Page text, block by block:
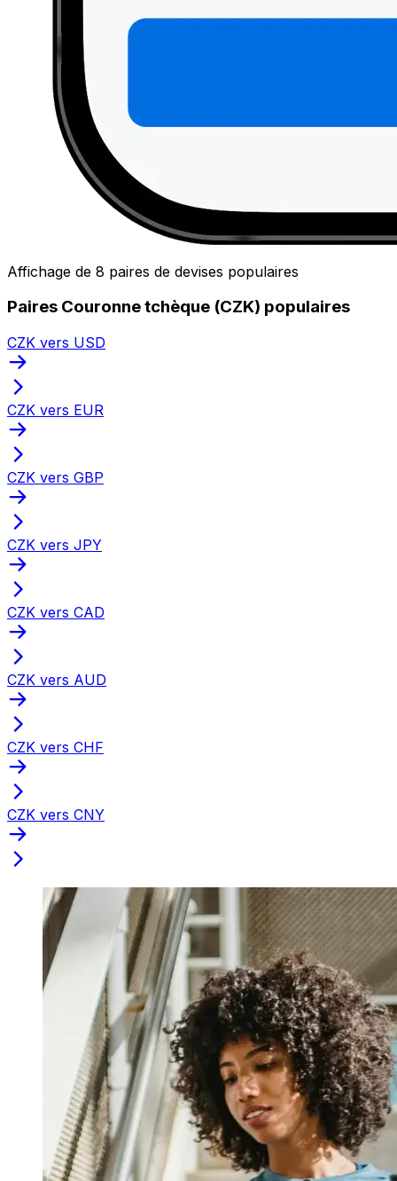
Affichage de 8 paires de devises populaires
Paires Couronne tchèque (CZK) populaires
CZK vers USD
CZK vers EUR
CZK vers GBP
CZK vers JPY
CZK vers CAD
CZK vers AUD
CZK vers CHF
CZK vers CNY